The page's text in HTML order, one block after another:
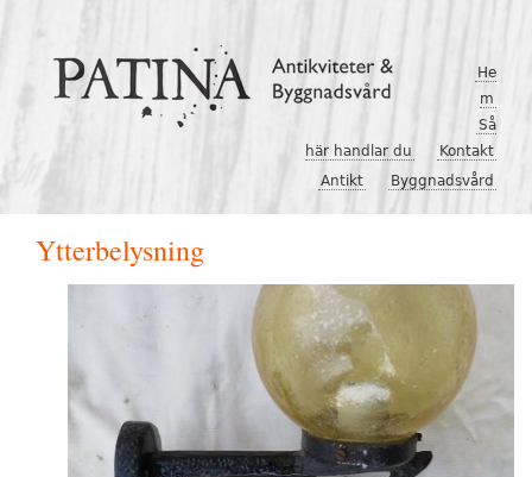
He
m
Så
här handlar du
Kontakt
Antikt
Byggnadsvård
Ytterbelysning